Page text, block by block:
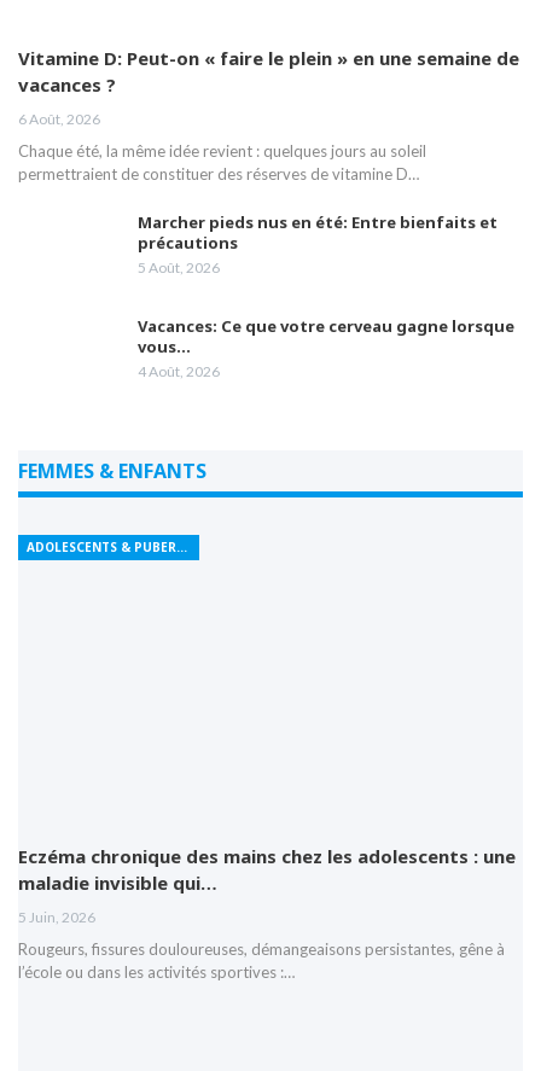
Vitamine D: Peut-on « faire le plein » en une semaine de
vacances ?
6 Août, 2026
Chaque été, la même idée revient : quelques jours au soleil
permettraient de constituer des réserves de vitamine D…
Marcher pieds nus en été: Entre bienfaits et
précautions
5 Août, 2026
Vacances: Ce que votre cerveau gagne lorsque
vous…
4 Août, 2026
FEMMES & ENFANTS
ADOLESCENTS & PUBERTÉ
Eczéma chronique des mains chez les adolescents : une
maladie invisible qui…
5 Juin, 2026
Rougeurs, fissures douloureuses, démangeaisons persistantes, gêne à
l’école ou dans les activités sportives :…